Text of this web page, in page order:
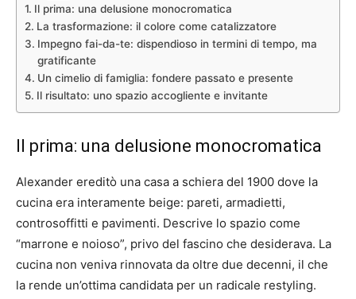
Il prima: una delusione monocromatica
La trasformazione: il colore come catalizzatore
Impegno fai-da-te: dispendioso in termini di tempo, ma
gratificante
Un cimelio di famiglia: fondere passato e presente
Il risultato: uno spazio accogliente e invitante
Il prima: una delusione monocromatica
Alexander ereditò una casa a schiera del 1900 dove la
cucina era interamente beige: pareti, armadietti,
controsoffitti e pavimenti. Descrive lo spazio come
“marrone e noioso”, privo del fascino che desiderava. La
cucina non veniva rinnovata da oltre due decenni, il che
la rende un’ottima candidata per un radicale restyling.